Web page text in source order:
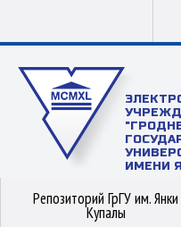
ИМЕНИ
Репозиторий ГрГУ им. Янки
Купалы